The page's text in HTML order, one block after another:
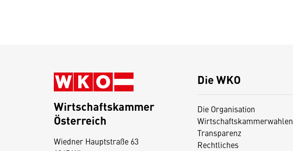
Die WKO
Die Organisation
Wirtschaftskammerwahlen
Transparenz
Rechtliches
Wirtschaftskammer
Österreich
Wiedner Hauptstraße 63